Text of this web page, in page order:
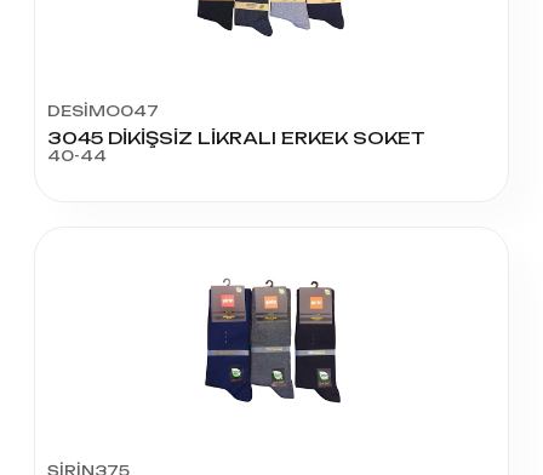
DESİMO047
3045 DİKİŞSİZ LİKRALI ERKEK SOKET
40-44
ŞİRİN375